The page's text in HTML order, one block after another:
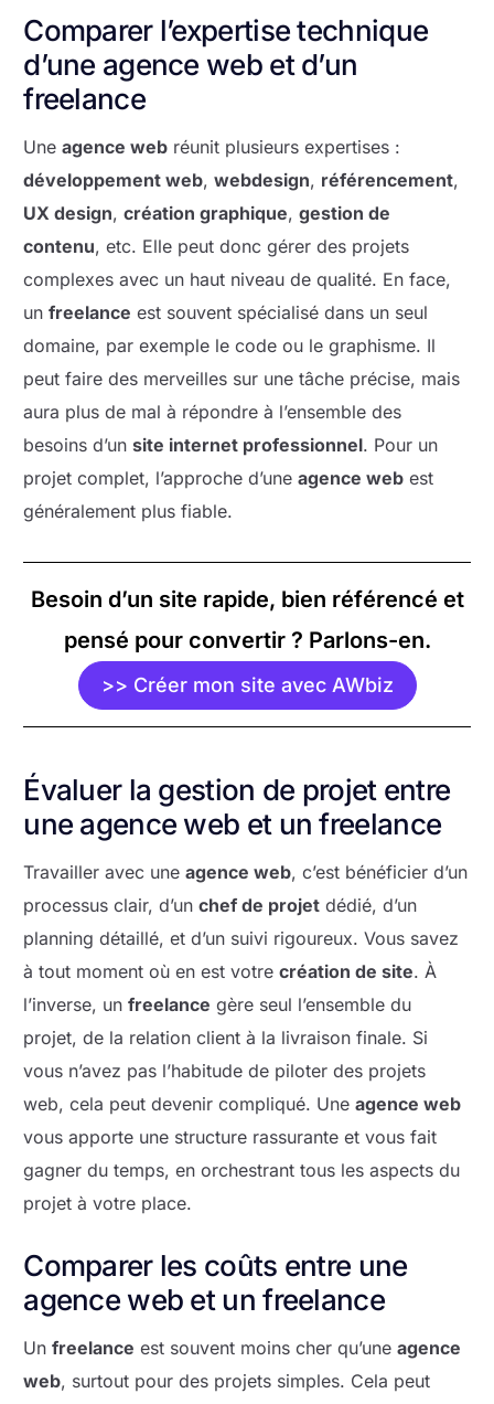
Comparer l’expertise technique
d’une agence web et d’un
freelance
Uneagence web réunit plusieurs expertises :
développement web,webdesign, référencement,
UX design,création graphique,gestion de
contenu, etc. Elle peut donc gérer des projets
complexes avec un haut niveau de qualité. En face,
unfreelance est souvent spécialisé dans un seul
domaine, par exemple le code ou le graphisme. Il
peut faire des merveilles sur une tâche précise, mais
aura plus de mal à répondre à l’ensemble des
besoins d’unsite internet professionnel. Pour un
projet complet, l’approche d’uneagence web est
généralement plus fiable.
Besoin d’un site rapide, bien référencé et
pensé pour convertir ? Parlons-en.
>> Créer mon site avec AWbiz
Évaluer la gestion de projet entre
une agence web et un freelance
Travailler avec uneagence web, c’est bénéficier d’un
processus clair, d’unchef de projet dédié, d’un
planning détaillé, et d’un suivi rigoureux. Vous savez
à tout moment où en est votrecréation de site. À
l’inverse, unfreelance gère seul l’ensemble du
projet, de la relation client à la livraison finale. Si
vous n’avez pas l’habitude de piloter des projets
web, cela peut devenir compliqué. Uneagence web
vous apporte une structure rassurante et vous fait
gagner du temps, en orchestrant tous les aspects du
projet à votre place.
Comparer les coûts entre une
agence web et un freelance
Unfreelance est souvent moins cher qu’uneagence
web, surtout pour des projets simples. Cela peut